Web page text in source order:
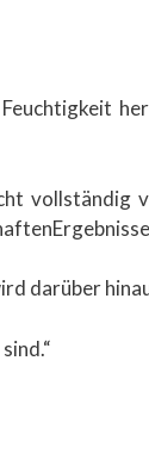
vollständig
darüber